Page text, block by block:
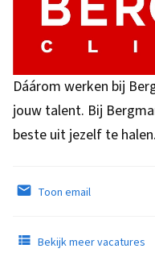
Dáárom werken bij
jouw talent. Bij
beste uit jezelf te
Toon email
Bekijk meer vacatures